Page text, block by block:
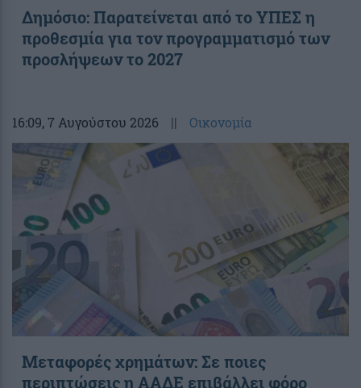
Δημόσιο: Παρατείνεται από το ΥΠΕΣ η
προθεσμία για τον προγραμματισμό των
προσλήψεων το 2027
16:09, 7 Αυγούστου 2026 || Οικονομία
Μεταφορές χρημάτων: Σε ποιες
περιπτώσεις η ΑΑΔΕ επιβάλλει φόρο